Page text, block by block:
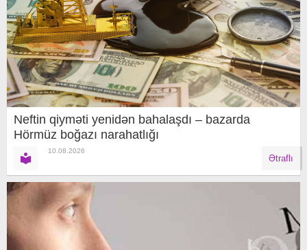
Neftin qiyməti yenidən bahalaşdı – bazarda
Hörmüz boğazı narahatlığı
10.08.2026
Ətraflı